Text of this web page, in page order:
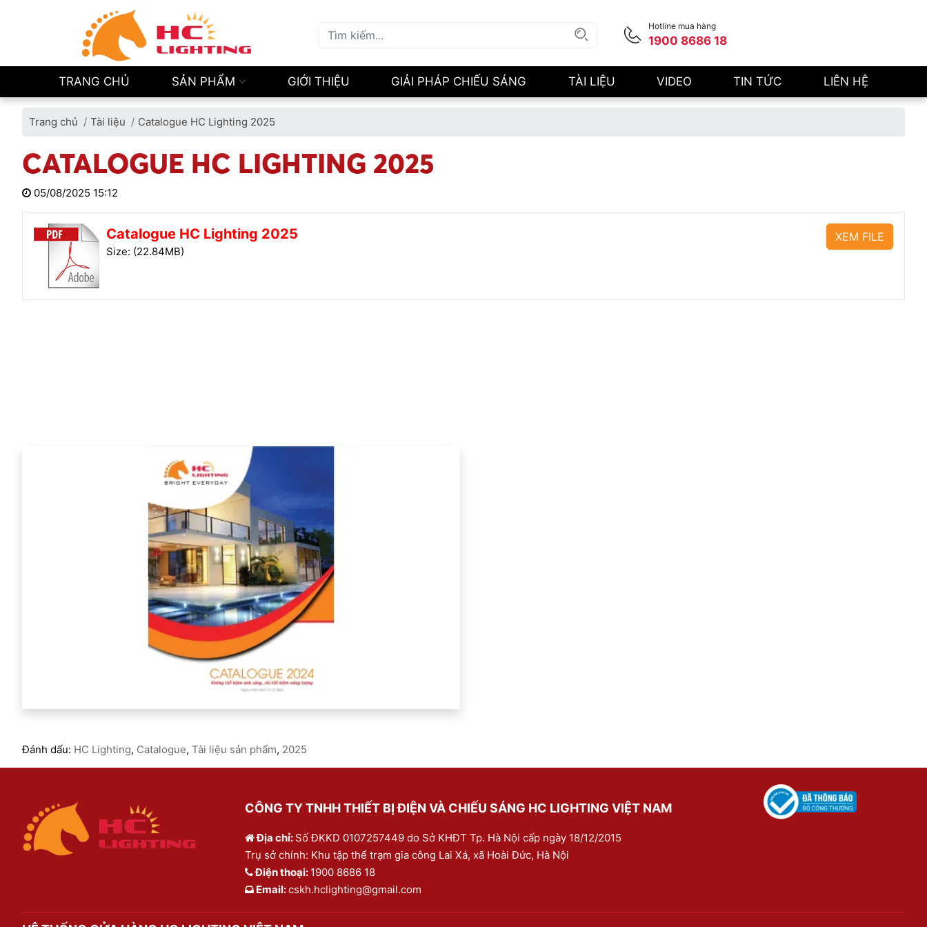
Hotline mua hàng
1900 8686 18
TRANG CHỦ SẢN PHẨM GIỚI THIỆU GIẢI PHÁP CHIẾU SÁNG TÀI LIỆU VIDEO TIN TỨC LIÊN HỆ
Trang chủ Tài liệu Catalogue HC Lighting 2025
CATALOGUE HC LIGHTING 2025
05/08/2025 15:12
Catalogue HC Lighting 2025
Size: (22.84MB)
XEM FILE
Đánh dấu: HC Lighting, Catalogue, Tài liệu sản phẩm, 2025
CÔNG TY TNHH THIẾT BỊ ĐIỆN VÀ CHIẾU SÁNG HC LIGHTING VIỆT NAM
Địa chỉ: Số ĐKKD 0107257449 do Sở KHĐT Tp. Hà Nội cấp ngày 18/12/2015
Trụ sở chính: Khu tập thể trạm gia công Lai Xá, xã Hoài Đức, Hà Nội
Điện thoại: 1900 8686 18
Email:cskh.hclighting@gmail.com